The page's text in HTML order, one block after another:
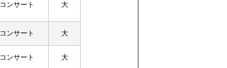
コンサート 大
コンサート 大
コンサート 大